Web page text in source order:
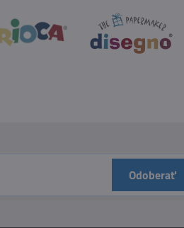
Odoberať